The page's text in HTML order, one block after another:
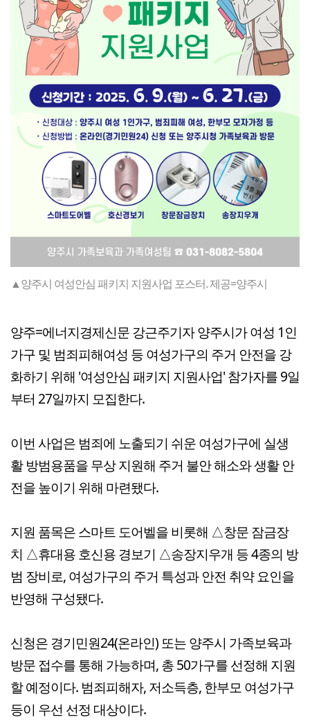
▲양주시 여성안심 패키지 지원사업 포스터. 제공=양주시
양주=에너지경제신문 강근주기자 양주시가 여성 1인
가구 및 범죄피해여성 등 여성가구의 주거 안전을 강
화하기 위해 '여성안심 패키지 지원사업' 참가자를 9일
부터 27일까지 모집한다.
이번 사업은 범죄에 노출되기 쉬운 여성가구에 실생
활 방범용품을 무상 지원해 주거 불안 해소와 생활 안
전을 높이기 위해 마련됐다.
지원 품목은 스마트 도어벨을 비롯해 △창문 잠금장
치 △휴대용 호신용 경보기 △송장지우개 등 4종의 방
범 장비로, 여성가구의 주거 특성과 안전 취약 요인을
반영해 구성됐다.
신청은 경기민원24(온라인) 또는 양주시 가족보육과
방문 접수를 통해 가능하며, 총 50가구를 선정해 지원
할 예정이다. 범죄피해자, 저소득층, 한부모 여성가구
등이 우선 선정 대상이다.